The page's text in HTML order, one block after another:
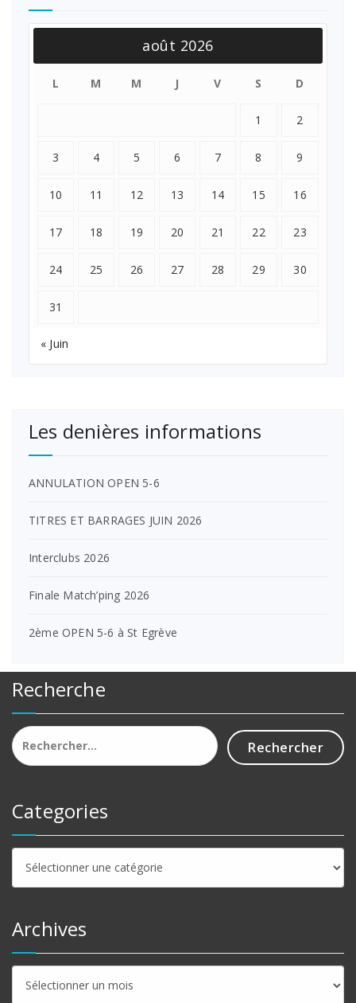
août 2026
L M M J V S D
1 2
3 4 5 6 7 8 9
10 11 12 13 14 15 16
17 18 19 20 21 22 23
24 25 26 27 28 29 30
31
« Juin
Les denières informations
ANNULATION OPEN 5-6
TITRES ET BARRAGES JUIN 2026
Interclubs 2026
Finale Match’ping 2026
2ème OPEN 5-6 à St Egrève
Recherche
Rechercher :
Categories
Categories
Archives
Archives